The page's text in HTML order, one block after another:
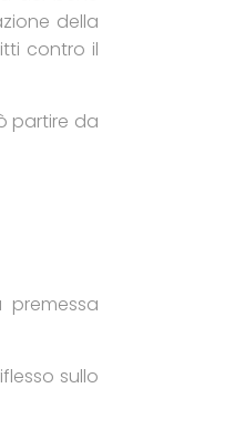
della
contro il
partire da
premessa
sullo